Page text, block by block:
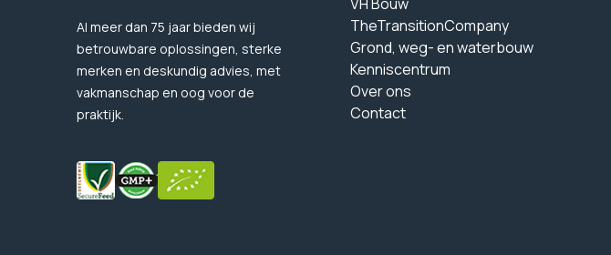
Al meer dan 75 jaar bieden wij
betrouwbare oplossingen, sterke
merken en deskundig advies, met
vakmanschap en oog voor de
praktijk.
TheTransitionCompany
Grond, weg- en waterbouw
Kenniscentrum
Over ons
Contact